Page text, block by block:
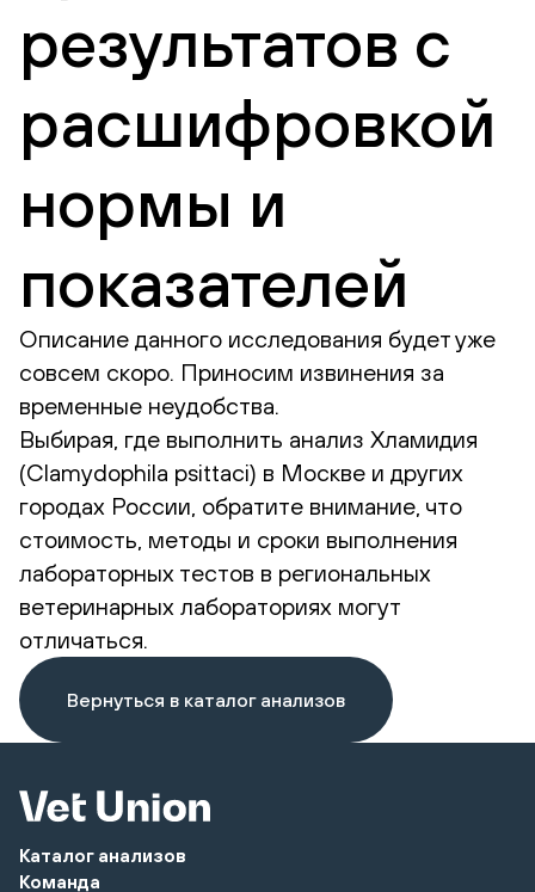
результатов с
расшифровкой
нормы и
показателей
Описание данного исследования будет уже
совсем скоро. Приносим извинения за
временные неудобства.
Выбирая, где выполнить анализ Хламидия
(Clamydophila psittaci) в Москве и других
городах России, обратите внимание, что
стоимость, методы и сроки выполнения
лабораторных тестов в региональных
ветеринарных лабораториях могут
отличаться.
Вернуться в каталог анализов
Каталог анализов
Команда